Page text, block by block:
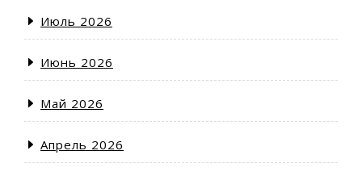
Июль 2026
Июнь 2026
Май 2026
Апрель 2026